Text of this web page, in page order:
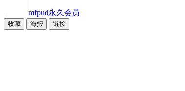
mfpud永久会员
收藏 海报 链接